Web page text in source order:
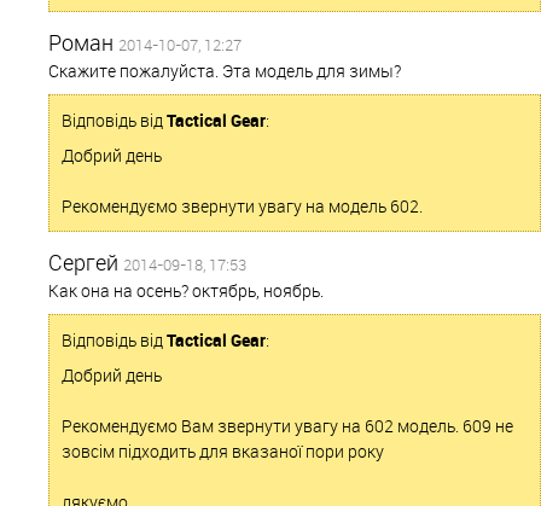
Роман 2014-10-07, 12:27
Скажите пожалуйста. Эта модель для зимы?
Відповідь відTactical Gear:
Добрий день
Рекомендуємо звернути увагу на модель 602.
Сергей 2014-09-18, 17:53
Как она на осень? октябрь, ноябрь.
Відповідь відTactical Gear:
Добрий день
Рекомендуємо Вам звернути увагу на 602 модель. 609 не
зовсім підходить для вказаної пори року